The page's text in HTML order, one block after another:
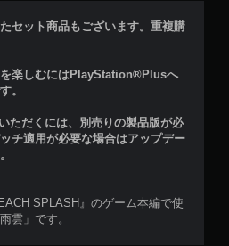
セット商品もございます。重複購
楽しむにはPlayStation®Plusへ
。
ただくには、別売りの製品版が必
チ適用が必要な場合はアップデー
SPLASH』のゲーム本編で使
雲」です。